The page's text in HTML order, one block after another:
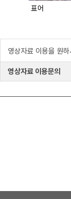
표어
영상자료 이용을 원
영상자료 이용문의